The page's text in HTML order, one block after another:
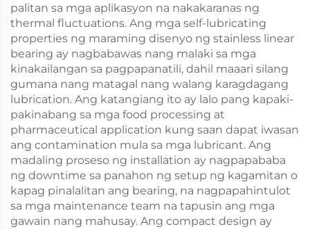
palitan sa mga aplikasyon na nakakaranas ng
thermal fluctuations. Ang mga self-lubricating
properties ng maraming disenyo ng stainless linear
bearing ay nagbabawas nang malaki sa mga
kinakailangan sa pagpapanatili, dahil maaari silang
gumana nang matagal nang walang karagdagang
lubrication. Ang katangiang ito ay lalo pang kapaki-
pakinabang sa mga food processing at
pharmaceutical application kung saan dapat iwasan
ang contamination mula sa mga lubricant. Ang
madaling proseso ng installation ay nagpapababa
ng downtime sa panahon ng setup ng kagamitan o
kapag pinalalitan ang bearing, na nagpapahintulot
sa mga maintenance team na tapusin ang mga
gawain nang mahusay. Ang compact design ay